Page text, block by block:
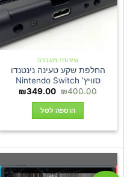
שירותי מעבדה
החלפת שקע טעינה נינטנדו
סוויץ’ Nintendo Switch
₪400.00
המחיר
היה:
₪400.00.
₪349.00
המחיר
הוספה לסל